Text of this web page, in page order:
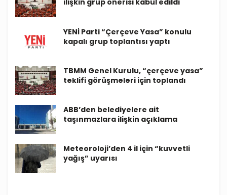
ilişkin grup önerisi kabul edildi
YENİ Parti “Çerçeve Yasa” konulu
kapalı grup toplantısı yaptı
TBMM Genel Kurulu, “çerçeve yasa”
teklifi görüşmeleri için toplandı
ABB’den belediyelere ait
taşınmazlara ilişkin açıklama
Meteoroloji’den 4 il için “kuvvetli
yağış” uyarısı